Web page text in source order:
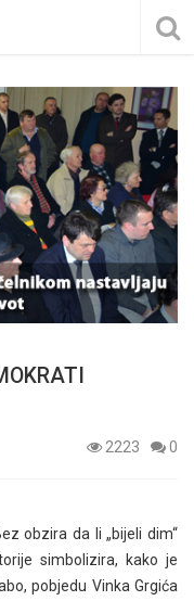
2223
0
obzira da li „bijeli dim“
simbolizira, kako je
pobjedu Vinka Grgića